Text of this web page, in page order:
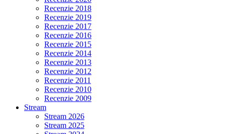
Recenzie 2018
Recenzie 2019
Recenzie 2017
Recenzie 2016
Recenzie 2015
Recenzie 2014
Recenzie 2013
Recenzie 2012
Recenzie 2011
Recenzie 2010
Recenzie 2009
Stream
Stream 2026
Stream 2025